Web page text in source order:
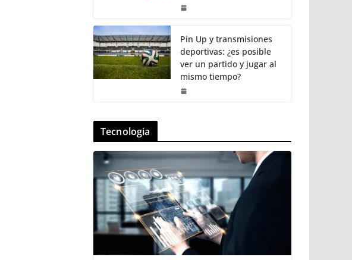
Pin Up y transmisiones
deportivas: ¿es posible
ver un partido y jugar al
mismo tiempo?
Tecnologia